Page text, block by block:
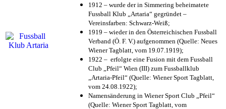
1912 – wurde der in Simmering beheimatete
Fussball Klub „Artaria“ gegründet –
Vereinsfarben: Schwarz-Weiß;
1919 – wieder in den Österreichischen Fussball
Verband (Ö. F. V.) aufgenommen (Quelle: Neues
Wiener Tagblatt, vom 19.07.1919);
1922 – erfolgte eine Fusion mit dem Fussball
Club „Pfeil“ Wien (III) zum Fussballklub
„Artaria-Pfeil“ (Quelle: Wiener Sport Tagblatt,
vom 24.08.1922);
Namensänderung in Wiener Sport Club „Pfeil“
(Quelle: Wiener Sport Tagblatt, vom